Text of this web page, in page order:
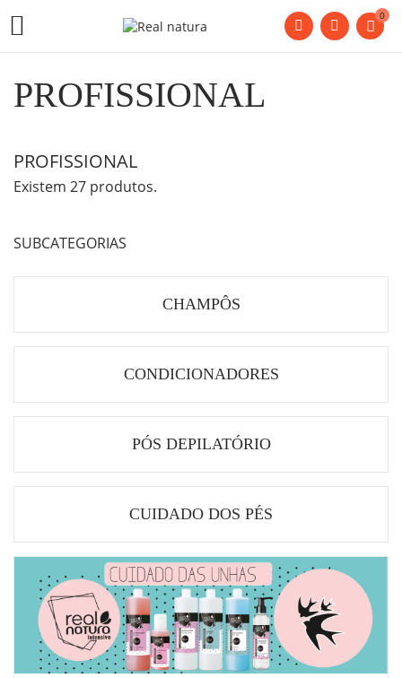
 0
PROFISSIONAL
PROFISSIONAL
Existem 27 produtos.
SUBCATEGORIAS
CHAMPÔS
CONDICIONADORES
PÓS DEPILATÓRIO
CUIDADO DOS PÉS